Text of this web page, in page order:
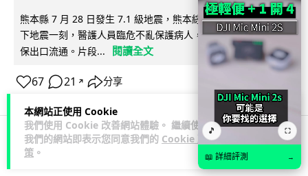
本網站正使用 Cookie
我們使用 Cookie 改善網站體驗。 繼續使用
我們的網站即表示您同意我們的 Cookie 政
策 。
熊本縣 7 月 28 日發生 7.1 級地震，熊本綜合醫院手術室鏡頭拍
下地震一刻，醫護人員臨危不亂保護病人，更馬上開逃生門確
保出口流通。片段...
閱讀全文
67 21 ↗ 分享
科技娛樂
🎵 ⛶
📖 詳細評測 →